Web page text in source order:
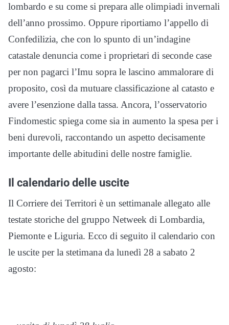
lombardo e su come si prepara alle olimpiadi invernali
dell’anno prossimo. Oppure riportiamo l’appello di
Confedilizia, che con lo spunto di un’indagine
catastale denuncia come i proprietari di seconde case
per non pagarci l’Imu sopra le lascino ammalorare di
proposito, così da mutuare classificazione al catasto e
avere l’esenzione dalla tassa. Ancora, l’osservatorio
Findomestic spiega come sia in aumento la spesa per i
beni durevoli, raccontando un aspetto decisamente
importante delle abitudini delle nostre famiglie.
Il calendario delle uscite
Il Corriere dei Territori è un settimanale allegato alle
testate storiche del gruppo Netweek di Lombardia,
Piemonte e Liguria. Ecco di seguito il calendario con
le uscite per la stetimana da lunedì 28 a sabato 2
agosto: